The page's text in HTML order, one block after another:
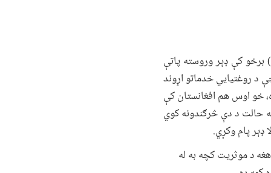
کې ډېر وروسته پاتې
د روغتیایي خدماتو اړوند
خو اوس هم افغانستان کې
حالت د دې څرګندونه کوي
پام وکړي.
مثمره واقع کیږي. یعنی د هغه د موثریت کچه به له